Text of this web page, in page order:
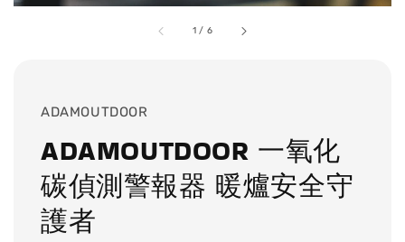
1 / 6
ADAMOUTDOOR
ADAMOUTDOOR 一氧化
碳偵測警報器 暖爐安全守
護者